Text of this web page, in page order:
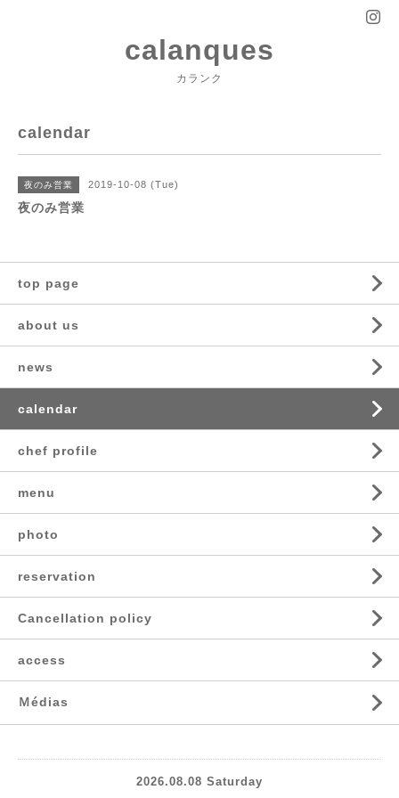
calanques
カランク
calendar
夜のみ営業 2019-10-08 (Tue)
夜のみ営業
top page
about us
news
calendar
chef profile
menu
photo
reservation
Cancellation policy
access
Ｍédias
2026.08.08 Saturday